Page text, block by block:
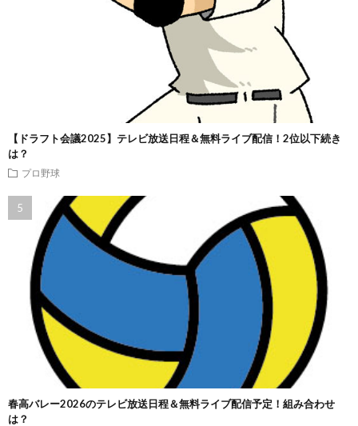
【ドラフト会議2025】テレビ放送日程＆無料ライブ配信！2位以下続き
は？
プロ野球
春高バレー2026のテレビ放送日程＆無料ライブ配信予定！組み合わせ
は？